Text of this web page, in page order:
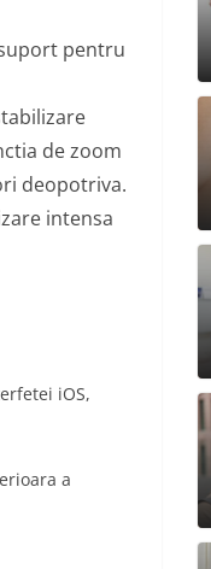
pentru
de zoom
deopotriva.
intensa
iOS,
a